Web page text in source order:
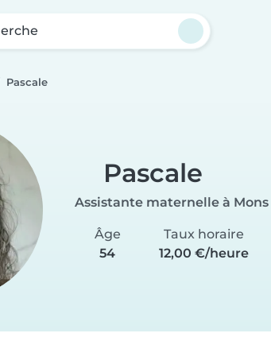
Pascale
Pascale
Assistante maternelle à Mons
Âge
54
Taux horaire
12,00 €/heure